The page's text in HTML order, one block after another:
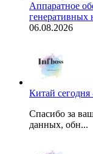
Аппаратное
генеративных
06.08.2026
Китай сегодня
Спасибо за
данных, обн...